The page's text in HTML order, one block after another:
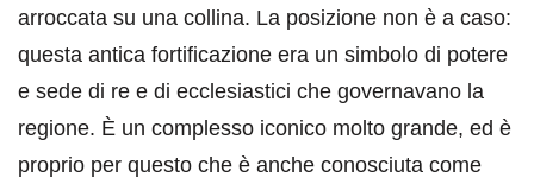
arroccata su una collina. La posizione non è a caso:
questa antica fortificazione era un simbolo di potere
e sede di re e di ecclesiastici che governavano la
regione. È un complesso iconico molto grande, ed è
proprio per questo che è anche conosciuta come